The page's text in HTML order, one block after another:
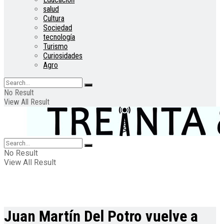
salud
Cultura
Sociedad
tecnología
Turismo
Curiosidades
Agro
No Result
View All Result
No Result
View All Result
Juan Martín Del Potro vuelve a